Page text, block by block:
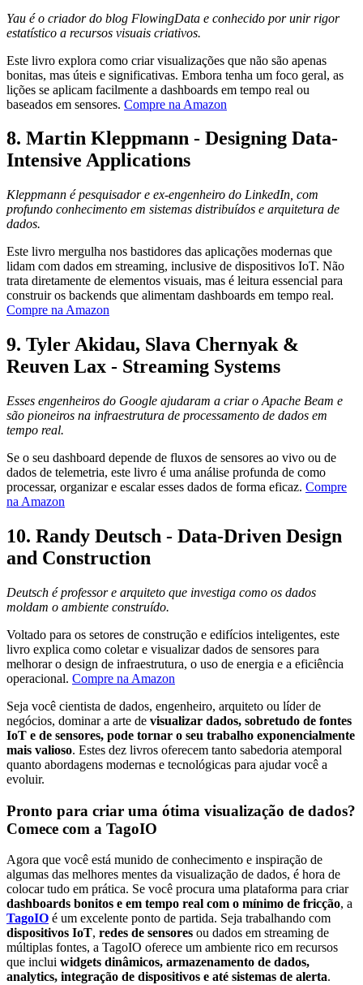
Yau é o criador do blog FlowingData e conhecido por unir rigor
estatístico a recursos visuais criativos.
Este livro explora como criar visualizações que não são apenas
bonitas, mas úteis e significativas. Embora tenha um foco geral, as
lições se aplicam facilmente a dashboards em tempo real ou
baseados em sensores. Compre na Amazon
8. Martin Kleppmann - Designing Data-
Intensive Applications
Kleppmann é pesquisador e ex-engenheiro do LinkedIn, com
profundo conhecimento em sistemas distribuídos e arquitetura de
dados.
Este livro mergulha nos bastidores das aplicações modernas que
lidam com dados em streaming, inclusive de dispositivos IoT. Não
trata diretamente de elementos visuais, mas é leitura essencial para
construir os backends que alimentam dashboards em tempo real.
Compre na Amazon
9. Tyler Akidau, Slava Chernyak &
Reuven Lax - Streaming Systems
Esses engenheiros do Google ajudaram a criar o Apache Beam e
são pioneiros na infraestrutura de processamento de dados em
tempo real.
Se o seu dashboard depende de fluxos de sensores ao vivo ou de
dados de telemetria, este livro é uma análise profunda de como
processar, organizar e escalar esses dados de forma eficaz. Compre
na Amazon
10. Randy Deutsch - Data-Driven Design
and Construction
Deutsch é professor e arquiteto que investiga como os dados
moldam o ambiente construído.
Voltado para os setores de construção e edifícios inteligentes, este
livro explica como coletar e visualizar dados de sensores para
melhorar o design de infraestrutura, o uso de energia e a eficiência
operacional. Compre na Amazon
Seja você cientista de dados, engenheiro, arquiteto ou líder de
negócios, dominar a arte de visualizar dados, sobretudo de fontes
IoT e de sensores, pode tornar o seu trabalho exponencialmente
mais valioso. Estes dez livros oferecem tanto sabedoria atemporal
quanto abordagens modernas e tecnológicas para ajudar você a
evoluir.
Pronto para criar uma ótima visualização de dados?
Comece com a TagoIO
Agora que você está munido de conhecimento e inspiração de
algumas das melhores mentes da visualização de dados, é hora de
colocar tudo em prática. Se você procura uma plataforma para criar
dashboards bonitos e em tempo real com o mínimo de fricção, a
TagoIO é um excelente ponto de partida. Seja trabalhando com
dispositivos IoT, redes de sensores ou dados em streaming de
múltiplas fontes, a TagoIO oferece um ambiente rico em recursos
que inclui widgets dinâmicos, armazenamento de dados,
analytics, integração de dispositivos e até sistemas de alerta.